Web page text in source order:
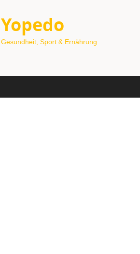
Yopedo
Gesundheit, Sport & Ernährung